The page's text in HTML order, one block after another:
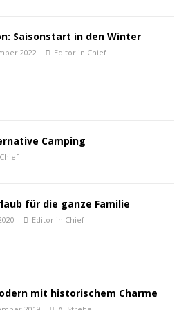
Saisonstart in den Winter
2022 Editor in Chief
Camping
für die ganze Familie
Editor in Chief
mit historischem Charme